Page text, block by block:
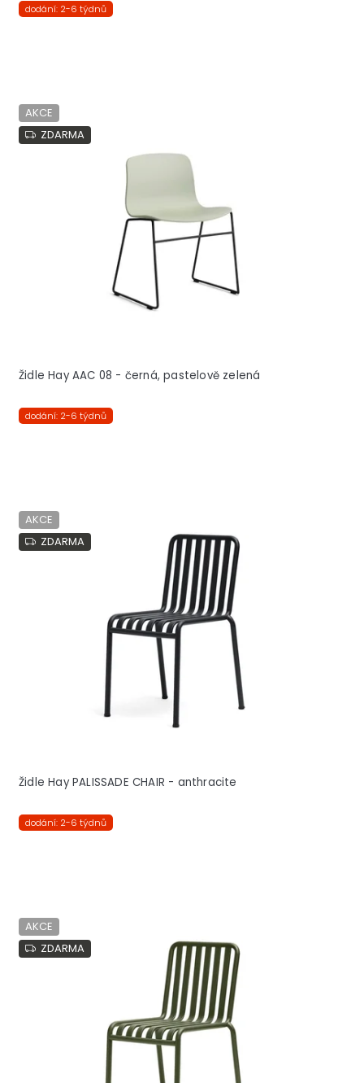
dodání: 2-6 týdnů
AKCE
ZDARMA
Židle Hay AAC 08 - černá, pastelově zelená
dodání: 2-6 týdnů
AKCE
ZDARMA
Židle Hay PALISSADE CHAIR - anthracite
dodání: 2-6 týdnů
AKCE
ZDARMA